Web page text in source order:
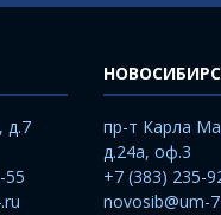
д.7
55
пр-т Карла
д.24а, оф.3
+7 (383) 235-
novosib@um-